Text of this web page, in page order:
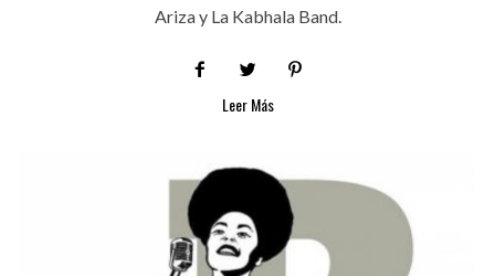
Ariza y La Kabhala Band.
Leer Más